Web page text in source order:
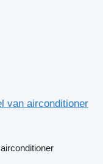
van airconditioner